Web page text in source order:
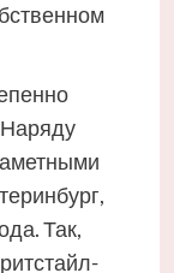
Так,